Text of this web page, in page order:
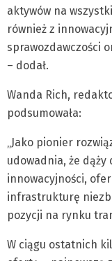
aktywów na
również z
sprawozdawczości
– dodał.
Wanda Rich,
podsumowała:
„Jako pionier
udowadnia, że dąży
innowacyjności,
infrastrukturę
pozycji na rynku
W ciągu ostatnich